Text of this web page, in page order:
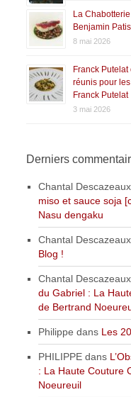
La
Benjamin
8 mai 2026
Franck
réunis pour
Franck Putelat
3 mai 2026
Derniers
Chantal Descazeaux
miso et sauce soja
Nasu dengaku
Chantal Descazeaux
Blog !
Chantal Descazeaux
du Gabriel : La
de Bertrand
Philippe dans Les
PHILIPPE dans
: La Haute Couture
Noeureuil